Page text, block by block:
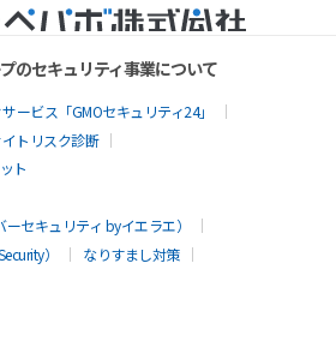
のセキュリティ事業について
ービス「GMOセキュリティ24」
トリスク診断
ト
セキュリティ byイエラエ）
）
なりすまし対策